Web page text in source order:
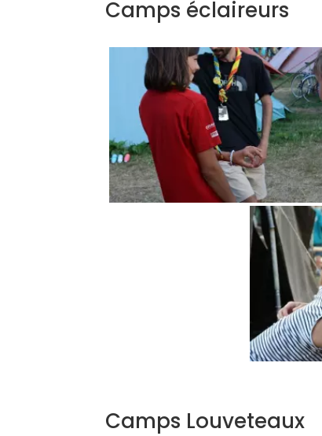
Camps éclaireurs
Camps Louveteaux